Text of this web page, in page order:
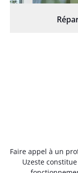
Faire appel à un
Uzeste